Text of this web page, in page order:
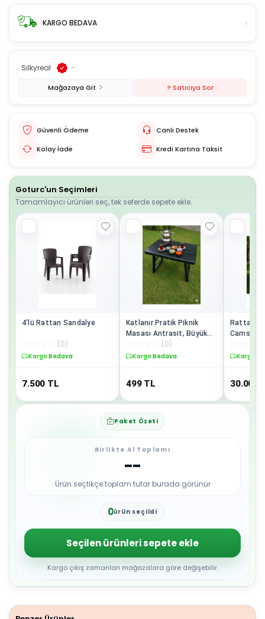
KARGO BEDAVA ›
Silkyreal -
Mağazaya Git ? Satıcıya Sor
Güvenli Ödeme
Canlı Destek
Kolay İade
Kredi Kartına Taksit
Goturc'un Seçimleri
Tamamlayıcı ürünleri seç, tek seferde sepete ekle.
4'lü Rattan Sandalye
(0)
Kargo Bedava
7.500 TL
Katlanır Pratik Piknik
Masası Antrasit, Büyük
(0)
Kargo Bedava
499 TL
Rattan
Camsız
Takımı
Kargo
30.000
Paket Özeti
Birlikte Al Toplamı
--
Ürün seçtikçe toplam tutar burada görünür
0
2
3
4
5
6
8
ürün seçildi
Seçilen ürünleri sepete ekle
Kargo çıkış zamanları mağazalara göre değişebilir.